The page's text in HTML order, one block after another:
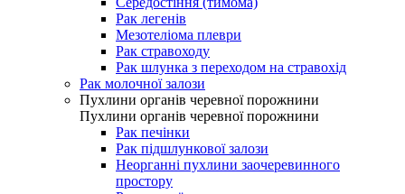
Рак легенів
Мезотеліома плеври
Рак стравоходу
Рак шлунка з переходом на стравохід
Рак молочної залози
Пухлини органів черевної порожнини
Пухлини органів черевної порожнини
Рак печінки
Рак підшлункової залози
Неорганні пухлини заочеревинного
простору